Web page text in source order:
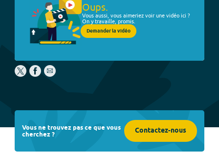
Oups.
Vous aussi, vous aimeriez voir une vidéo ici ?
On y travaille, promis.
Demander la vidéo
Vous ne trouvez pas ce que vous
cherchez ? Contactez-nous